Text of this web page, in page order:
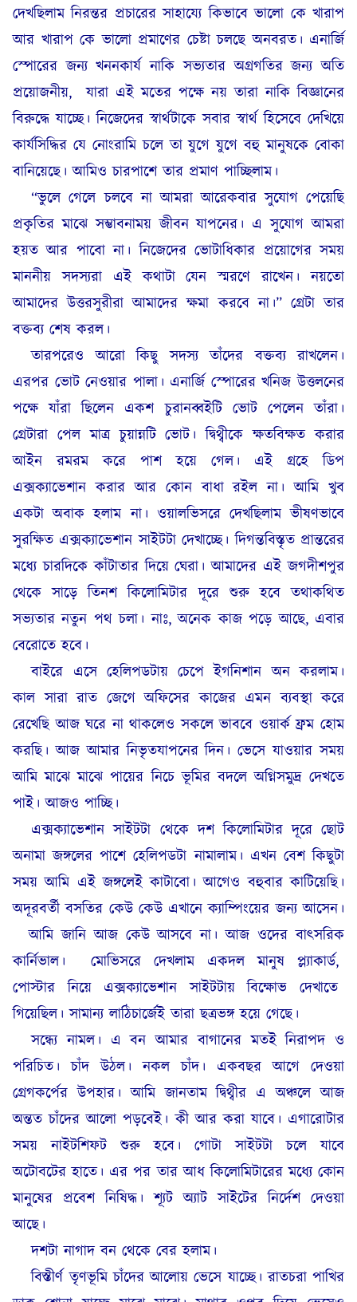
দেখছিলাম নিরন্তর প্রচারের সাহায্যে কিভাবে ভালো কে খারাপ
আর খারাপ কে ভালো প্রমাণের চেষ্টা চলছে অনবরত। এনার্জি
স্পোরের জন্য খননকার্য নাকি সভ্যতার অগ্রগতির জন্য অতি
প্রয়োজনীয়,
যারা এই মতের পক্ষে নয় তারা নাকি বিজ্ঞানের
বিরুদ্ধে যাচ্ছে। নিজেদের স্বার্থটাকে সবার স্বার্থ হিসেবে দেখিয়ে
কার্যসিদ্ধির যে নোংরামি চলে তা যুগে যুগে বহু মানুষকে বোকা
বানিয়েছে। আমিও চারপাশে তার প্রমাণ পাচ্ছিলাম।
“ভুলে গেলে চলবে না আমরা আরেকবার সুযোগ পেয়েছি
প্রকৃতির মাঝে সম্ভাবনাময় জীবন যাপনের। এ সুযোগ আমরা
হয়ত আর পাবো না। নিজেদের ভোটাধিকার প্র‍য়োগের সময়
মাননীয় সদস্যরা এই কথাটা যেন স্মরণে রাখেন। নয়তো
আমাদের উত্তরসুরীরা আমাদের ক্ষমা করবে না।” গ্রেটা তার
বক্তব্য শেষ করল।
তারপরেও আরো কিছু সদস্য তাঁদের বক্তব্য রাখলেন।
এরপর ভোট নেওয়ার পালা। এনার্জি স্পোরের খনিজ উত্তলনের
পক্ষে যাঁরা ছিলেন একশ চুরানব্বইটি ভোট পেলেন তাঁরা।
গ্রেটারা পেল মাত্র চুয়ান্নটি ভোট। দ্বিথ্বীকে ক্ষতবিক্ষত করার
আইন রমরম করে পাশ হয়ে গেল। এই গ্রহে ডিপ
এক্সক্যাভেশান করার আর কোন বাধা রইল না। আমি খুব
একটা অবাক হলাম না। ওয়ালভিসরে দেখছিলাম ভীষণভাবে
সুরক্ষিত এক্সক্যাভেশান সাইটটা দেখাচ্ছে। দিগন্তবিস্তৃত প্রান্তরের
মধ্যে চারদিকে কাঁটাতার দিয়ে ঘেরা। আমাদের এই জগদীশপুর
থেকে সাড়ে তিনশ কিলোমিটার দূরে শুরু হবে তথাকথিত
সভ্যতার নতুন পথ চলা। নাঃ, অনেক কাজ পড়ে আছে, এবার
বেরোতে হবে।
বাইরে এসে হেলিপডটায় চেপে ইগনিশান অন করলাম।
কাল সারা রাত জেগে অফিসের কাজের এমন ব্যবস্থা করে
রেখেছি আজ ঘরে না থাকলেও সকলে ভাববে ওয়ার্ক ফ্রম হোম
করছি। আজ আমার নিভৃতযাপনের দিন। ভেসে যাওয়ার সময়
আমি মাঝে মাঝে পায়ের নিচে ভূমির বদলে অগ্নিসমুদ্র দেখতে
পাই। আজও পাচ্ছি।
এক্সক্যাভেশান সাইটটা থেকে দশ কিলোমিটার দূরে ছোট
অনামা জঙ্গলের পাশে হেলিপডটা নামালাম। এখন বেশ কিছুটা
সময় আমি এই জঙ্গলেই কাটাবো। আগেও বহুবার কাটিয়েছি।
অদূরবর্তী বসতির কেউ কেউ এখানে ক্যাম্পিংয়ের জন্য আসেন।
আমি জানি আজ কেউ আসবে না। আজ ওদের বাৎসরিক
কার্নিভাল।
মোভিসরে দেখলাম একদল মানুষ প্ল্যাকার্ড,
পোস্টার নিয়ে এক্সক্যাভেশান সাইটটায় বিক্ষোভ দেখাতে
গিয়েছিল। সামান্য লাঠিচার্জেই তারা ছত্রভঙ্গ হয়ে গেছে।
সন্ধ্যে নামল। এ বন আমার বাগানের মতই নিরাপদ ও
পরিচিত। চাঁদ উঠল। নকল চাঁদ। একবছর আগে দেওয়া
গ্রেগকর্পের উপহার। আমি জানতাম দ্বিথ্বীর এ অঞ্চলে আজ
অন্তত চাঁদের আলো পড়বেই। কী আর করা যাবে। এগারোটার
সময় নাইটশিফট শুরু হবে। গোটা সাইটটা চলে যাবে
অটোবটের হাতে। এর পর তার আধ কিলোমিটারের মধ্যে কোন
মানুষের প্রবেশ নিষিদ্ধ। শ্যূট অ্যাট সাইটের নির্দেশ দেওয়া
আছে।
দশটা নাগাদ বন থেকে বের হলাম।
বিস্তীর্ণ তৃণভূমি চাঁদের আলোয় ভেসে যাচ্ছে। রাতচরা পাখির